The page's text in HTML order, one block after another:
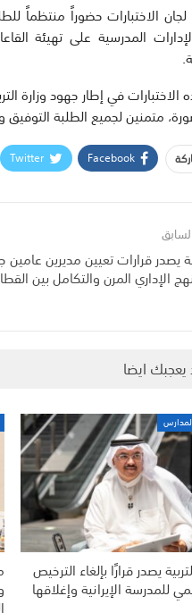
الاختبارات حضوراً منتظماً
المدرسية على تهيئة
الاختبارات في إطار جهود وزارة
متمنين لجميع الطلبة التوفيق
Facebook
Twitter
يصدر قرارات تعيين مديرين
الإداري المرن والتكامل بين
ايضا
يصدر قرارًا بإلغاء الترخيص
للمدرسة الإيرانية وإغلاقها